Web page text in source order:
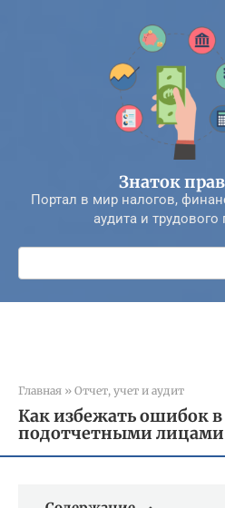
Знаток
Портал в мир налогов,
аудита и трудового
Поиск:
Главная » Отчет, учет и аудит
Как избежать ошибок в
подотчетными лицами